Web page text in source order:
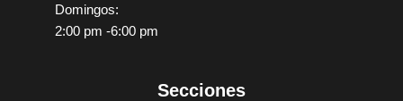
Domingos:
2:00 pm -6:00 pm
Secciones